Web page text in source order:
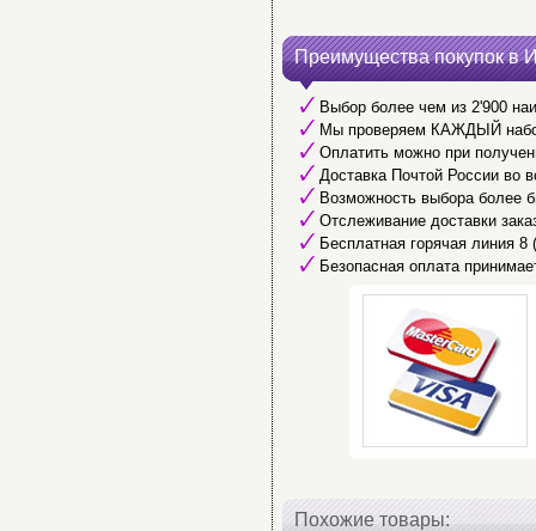
Преимущества покупок в
Выбор более чем из 2'900
Мы проверяем КАЖДЫЙ набор
Оплатить можно при
Доставка Почтой России во
Возможность выбора более
Отслеживание доставки
Бесплатная горячая линия
Безопасная оплата
Похожие товары: